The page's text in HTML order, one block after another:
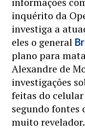
inquérito da
investiga a
eles o general
plano para
Alexandre de
investigações
feitas do
segundo fontes
muito revelador.